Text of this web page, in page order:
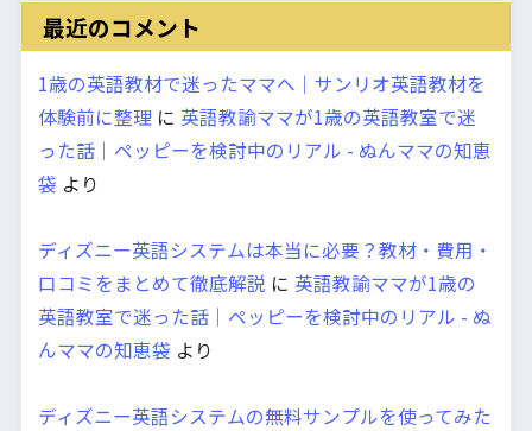
最近のコメント
1歳の英語教材で迷ったママへ｜サンリオ英語教材を
体験前に整理 に 英語教諭ママが1歳の英語教室で迷
った話｜ペッピーを検討中のリアル - ぬんママの知恵
袋 より
ディズニー英語システムは本当に必要？教材・費用・
口コミをまとめて徹底解説 に 英語教諭ママが1歳の
英語教室で迷った話｜ペッピーを検討中のリアル - ぬ
んママの知恵袋 より
ディズニー英語システムの無料サンプルを使ってみた